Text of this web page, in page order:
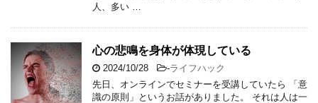
人、多い …
心の悲鳴を身体が体現している
2024/10/28 -ライフハック
先日、オンラインでセミナーを受講していたら 「意
識の原則」というお話がありました。 それは人は一